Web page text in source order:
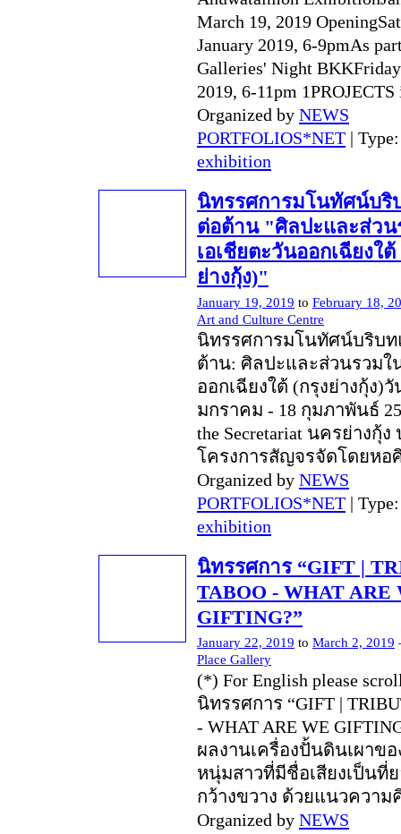
March 19, 2019
January 2019, 6-9pmAs
Galleries' Night
2019, 6-11pm 1PROJECTS
Organized by NEWS
PORTFOLIOS*NET |
exhibition
นิทรรศการมโนทัศน์บริ
ต่อต้าน "ศิลปะและส่วน
เอเชียตะวันออกเฉียงใต้
ย่างกุ้ง)"
January 19, 2019 to February 18,
Art and Culture Centre
นิทรรศการมโนทัศน์บริบท
ต้าน: ศิลปะและส่วนรวมใ
ออกเฉียงใต้ (กรุงย่างกุ้ง)วั
มกราคม - 18 กุมภาพันธ์
the Secretariat นครย่างกุ้
โครงการสัญจรจัดโดยหอ
Organized by NEWS
PORTFOLIOS*NET |
exhibition
นิทรรศการ “GIFT |
TABOO - WHAT ARE
GIFTING?”
January 22, 2019 to March 2, 2019
Place Gallery
(*) For English please
นิทรรศการ “GIFT |
- WHAT ARE WE
ผลงานเครื่องปั้นดินเผาข
หนุ่มสาวที่มีชื่อเสียงเป็นที่
กว้างขวาง ด้วยแนวความ
Organized by NEWS